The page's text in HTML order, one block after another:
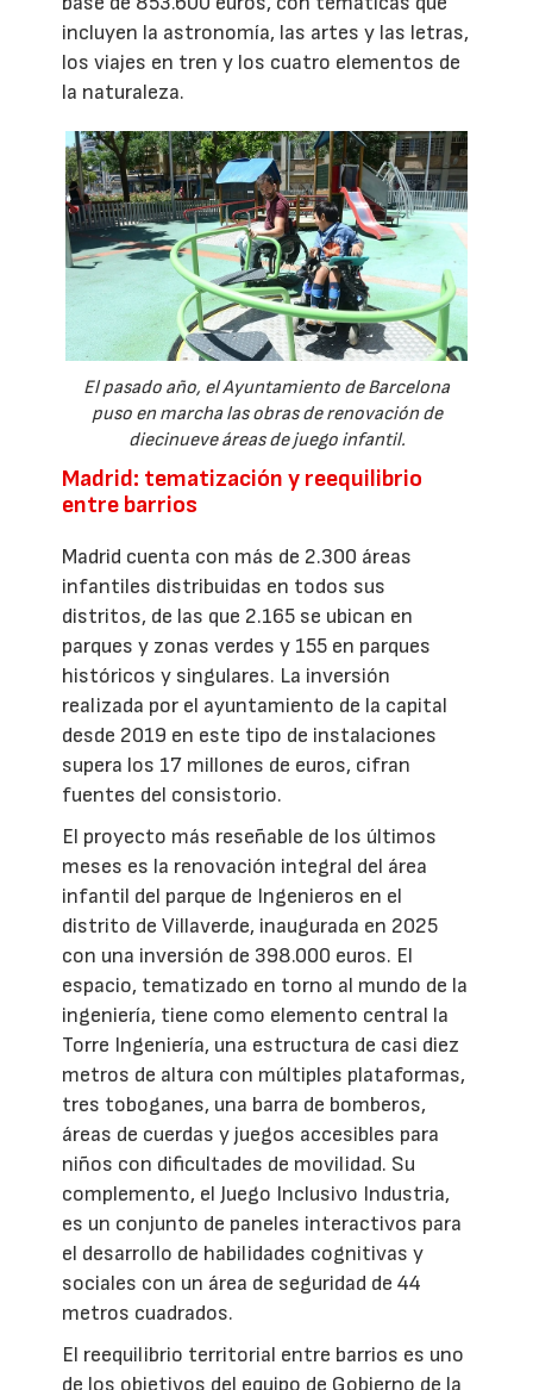
incluyen la astronomía, las artes y las letras,
los viajes en tren y los cuatro elementos de
la naturaleza.
El pasado año, el Ayuntamiento de Barcelona
puso en marcha las obras de renovación de
diecinueve áreas de juego infantil.
Madrid: tematización y reequilibrio
entre barrios
Madrid cuenta con más de 2.300 áreas
infantiles distribuidas en todos sus
distritos, de las que 2.165 se ubican en
parques y zonas verdes y 155 en parques
históricos y singulares. La inversión
realizada por el ayuntamiento de la capital
desde 2019 en este tipo de instalaciones
supera los 17 millones de euros, cifran
fuentes del consistorio.
El proyecto más reseñable de los últimos
meses es la renovación integral del área
infantil del parque de Ingenieros en el
distrito de Villaverde, inaugurada en 2025
con una inversión de 398.000 euros. El
espacio, tematizado en torno al mundo de la
ingeniería, tiene como elemento central la
Torre Ingeniería, una estructura de casi diez
metros de altura con múltiples plataformas,
tres toboganes, una barra de bomberos,
áreas de cuerdas y juegos accesibles para
niños con dificultades de movilidad. Su
complemento, el Juego Inclusivo Industria,
es un conjunto de paneles interactivos para
el desarrollo de habilidades cognitivas y
sociales con un área de seguridad de 44
metros cuadrados.
El reequilibrio territorial entre barrios es uno
de los objetivos del equipo de Gobierno de la